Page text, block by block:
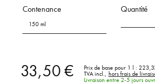
Contenance
150 ml
Quantité
33,50 € Prix de base pour 1 l :
TVA incl.,
hors frais de
Livraison entre 2-5 jours